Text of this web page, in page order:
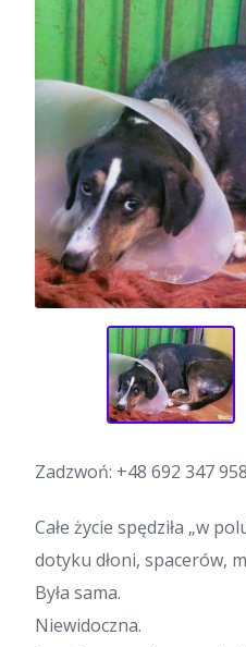
Zadzwoń: +48 692 347 958
Całe życie spędziła „w
dotyku dłoni, spacerów,
Była sama.
Niewidoczna.